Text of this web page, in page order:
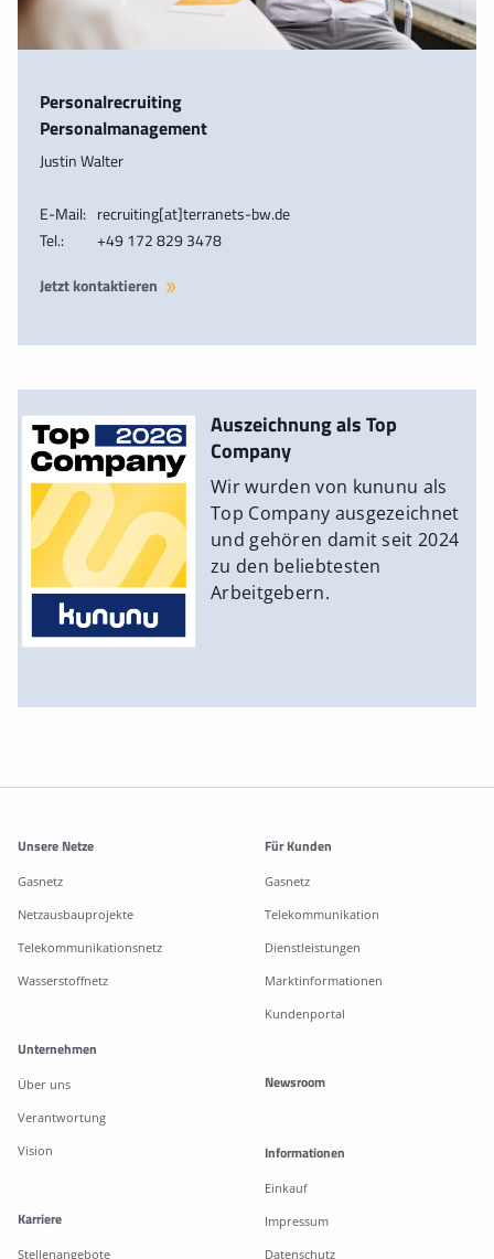
Personalrecruiting
Personalmanagement
Justin Walter
E-Mail: recruiting[at]terranets-bw.de
Tel.:
+49 172 829 3478
Jetzt kontaktieren
Auszeichnung als Top
Company
Wir wurden von kununu als
Top Company ausgezeichnet
und gehören damit seit 2024
zu den beliebtesten
Arbeitgebern.
Weitere Informationen
Unsere Netze
Gasnetz
Netzausbauprojekte
Telekommunikationsnetz
Wasserstoffnetz
Für Kunden
Gasnetz
Telekommunikation
Dienstleistungen
Marktinformationen
Kundenportal
Unternehmen
Über uns
Verantwortung
Vision
Karriere
Stellenangebote
Newsroom
Informationen
Einkauf
Impressum
Datenschutz